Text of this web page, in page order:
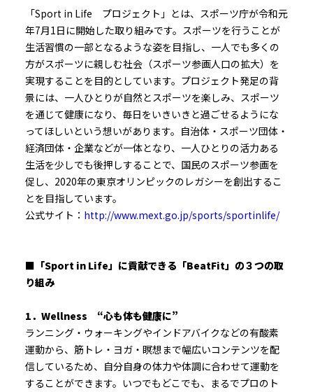
「Sport in Life プロジェクト」とは、スポーツ庁が令和元
年7月1日に開始した取り組みです。スポーツを行うことが
生活習慣の一部となるような姿を目指し、一人でも多くの
方がスポーツに親しむ社会（スポーツ参画人口の拡大）を
実現することを目的としています。プロジェクト発足の背
景には、一人ひとりが自然とスポーツを楽しみ、スポーツ
を通じて健康になり、毎日をいきいきと過ごせるようにな
ってほしいという想いがあります。自治体・スポーツ団体・
経済団体・企業などが一体となり、一人ひとりの活力ある
生活を少しでも後押しすることで、国民のスポーツ参画を
促し、2020年の東京オリンピックのレガシーを創出するこ
とを目指しています。
公式サイト： http://www.mext.go.jp/sports/sportinlife/
■「Sport in Life」に貢献できる「BeatFit」の３つの取
り組み
1．Wellness “心も体も健康に”
ランニング・ウォーキングやインドアバイクなどの有酸素
運動から、筋トレ・ヨガ・瞑想まで幅広いコンテンツを配
信しているため、自分自身の体力や体調に合わせて運動を
することができます。いつでもどこでも、まるでプロのト